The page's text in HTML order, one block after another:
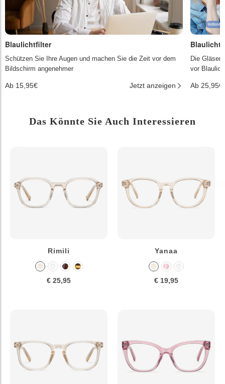
Blaulichtfilter
Schützen Sie Ihre Augen und machen Sie die Zeit vor dem
Bildschirm angenehmer
Ab 15,95€ Jetzt anzeigen
Die Gläser
vor
Ab 25,95€
Das Könnte Sie Auch Interessieren
Rimili
€ 25,95
Yanaa
€ 19,95